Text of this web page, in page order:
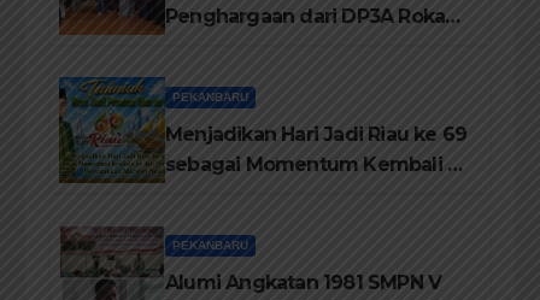
Penghargaan dari DP3A Rokan
PEKANBARU
Menjadikan Hari Jadi Riau ke 69
sebagai Momentum Kembali ke
PEKANBARU
Alumi Angkatan 1981 SMPN V